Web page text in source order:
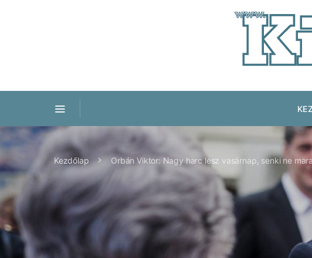
Kezdőlap Orbán Viktor: Nagy harc lesz vasárnap, senki ne